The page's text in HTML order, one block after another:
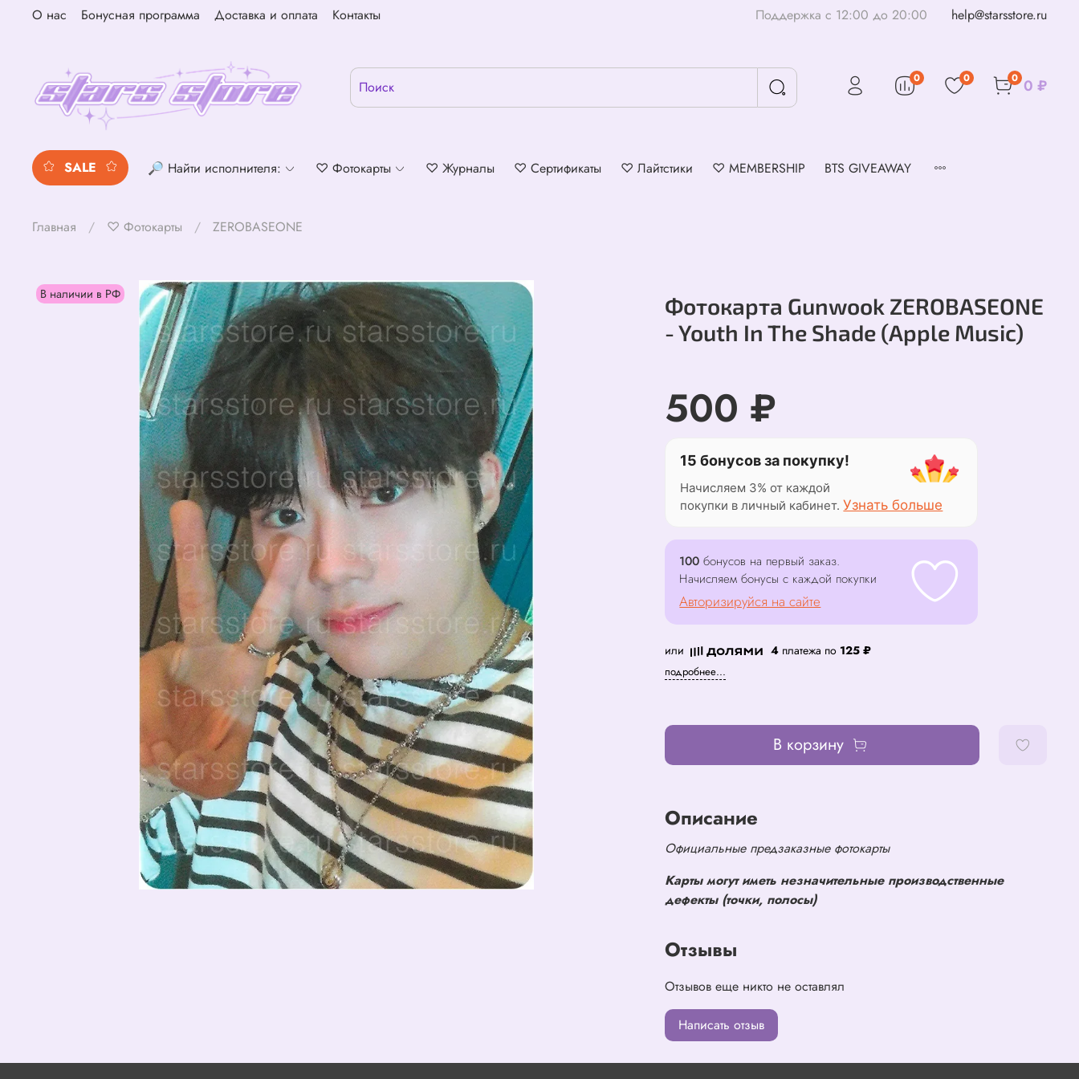
О нас Бонусная программа Доставка и оплата Контакты Поддержка с 12:00 до 20:00 help@starsstore.ru
0 0 0 0 ₽
SALE 🔎 Найти исполнителя: ♡ Фотокарты ♡ Журналы ♡ Сертификаты ♡ Лайтстики ♡ MEMBERSHIP BTS GIVEAWAY
Главная ♡ Фотокарты ZEROBASEONE
В наличии в РФ
Фотокарта Gunwook ZEROBASEONE
- Youth In The Shade (Apple Music)
500 ₽
15 бонусов за покупку!
Начисляем 3% от каждой
покупки в личный кабинет.Узнать больше
100 бонусов на первый заказ.
Начисляем бонусы с каждой покупки
Авторизируйся на сайте
или 4 платежа по 125 ₽
подробнее...
В корзину
Описание
Официальные предзаказные фотокарты
Карты могут иметь незначительные производственные
дефекты (точки, полосы)
Отзывы
Отзывов еще никто не оставлял
Написать отзыв